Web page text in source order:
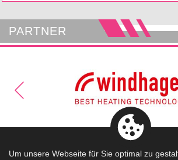
PARTNER
Um unsere Webseite für Sie optimal zu